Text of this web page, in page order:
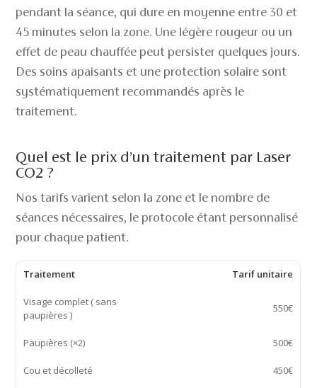
pendant la séance, qui dure en moyenne entre 30 et
45 minutes selon la zone. Une légère rougeur ou un
effet de peau chauffée peut persister quelques jours.
Des soins apaisants et une protection solaire sont
systématiquement recommandés après le
traitement.
Quel est le prix d’un traitement par Laser
CO2 ?
Nos tarifs varient selon la zone et le nombre de
séances nécessaires, le protocole étant personnalisé
pour chaque patient.
Traitement Tarif unitaire
Visage complet ( sans
paupières )
550€
Paupières (×2) 500€
Cou et décolleté 450€